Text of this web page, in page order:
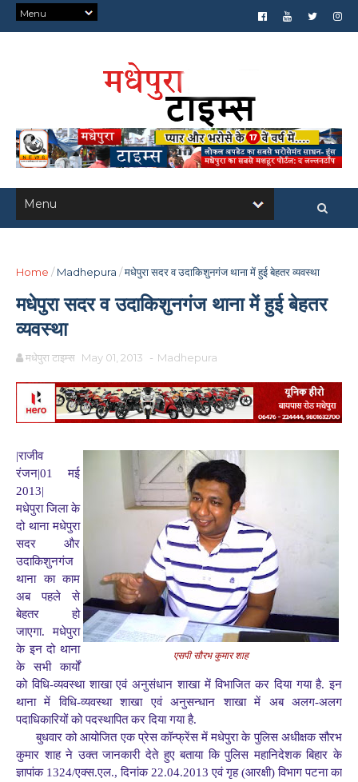
Home / Madhepura /मधेपुरा सदर व उदाकिशुनगंज थाना में हुई बेहतर व्यवस्था
मधेपुरा सदर व उदाकिशुनगंज थाना में हुई बेहतर
व्यवस्था
मधेपुरा टाइम्स May 01, 2013 - Madhepura
एसपी सौरभ कुमार शाह
|राजीव
रंजन|01 मई
2013|
मधेपुरा जिला के
दो थाना मधेपुरा
सदर और
उदाकिशुनगंज
थाना का काम
अब पहले से
बेहतर हो
जाएगा. मधेपुरा
के इन दो थाना
के सभी कार्यों
को विधि-व्यवस्था शाखा एवं अनुसंधान शाखा में विभाजित कर दिया गया है. इन
थाना में विधि-व्यवस्था शाखा एवं अनुसन्धान शाखा में अब अलग-अलग
पदाधिकारियों को पदस्थापित कर दिया गया है.
बुधवार को आयोजित एक प्रेस कॉन्फ्रेंस में मधेपुरा के पुलिस अधीक्षक सौरभ
कुमार शाह ने उक्त जानकारी देते हुए बताया कि पुलिस महानिदेशक बिहार के
ज्ञापांक 1324/एक्स.एल., दिनांक 22.04.2013 एवं गृह (आरक्षी) विभाग पटना का